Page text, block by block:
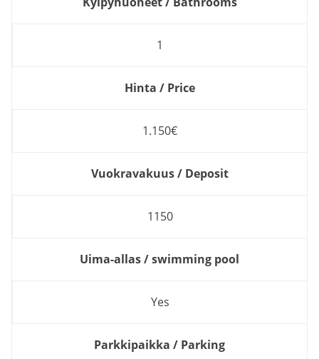
1
Hinta / Price
1.150€
Vuokravakuus / Deposit
1150
Uima-allas / swimming pool
Yes
Parkkipaikka / Parking